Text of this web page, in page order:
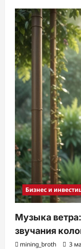
Бизнес и
Музыка
звучания
mining_broth 3